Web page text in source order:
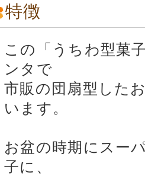
特徴
この「うちわ型菓
ンタで
市販の団扇型した
います。
お盆の時期にスー
子に、